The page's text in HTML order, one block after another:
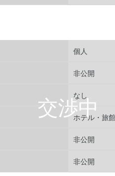
個人
非公開
なし
ホテル・旅
非公開
非公開